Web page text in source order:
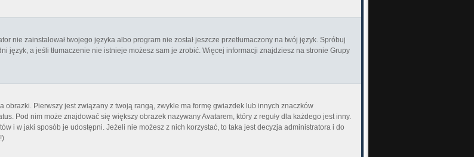
nie zainstalował twojego języka albo program nie został jeszcze przetłumaczony na twój język. Spróbuj
język, a jeśli tłumaczenie nie istnieje możesz sam je zrobić. Więcej informacji znajdziesz na stronie Grupy
obrazki. Pierwszy jest związany z twoją rangą, zwykle ma formę gwiazdek lub innych znaczków
Pod nim może znajdować się większy obrazek nazywany Avatarem, który z reguły dla każdego jest inny.
i w jaki sposób je udostępni. Jeżeli nie możesz z nich korzystać, to taka jest decyzja administratora i do